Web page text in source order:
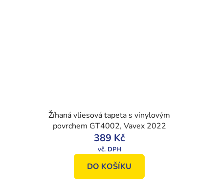
Žíhaná vliesová tapeta s vinylovým
povrchem GT4002, Vavex 2022
389 Kč
DO KOŠÍKU